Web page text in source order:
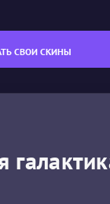
СВОИ СКИНЫ